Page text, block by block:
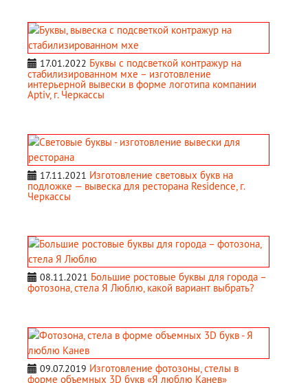
17.01.2022 Буквы с подсветкой контражур на
стабилизированном мхе – изготовление
интерьерной вывески в форме логотипа компании
Aptiv, г. Черкассы
17.11.2021 Изготовление световых букв на
подложке — вывеска для ресторана Residence, г.
Черкассы
08.11.2021 Большие ростовые буквы для города –
фотозона, стела Я Люблю, какой вариант выбрать?
09.07.2019 Изготовление фотозоны, стелы в
форме объемных 3D букв «Я люблю Канев»